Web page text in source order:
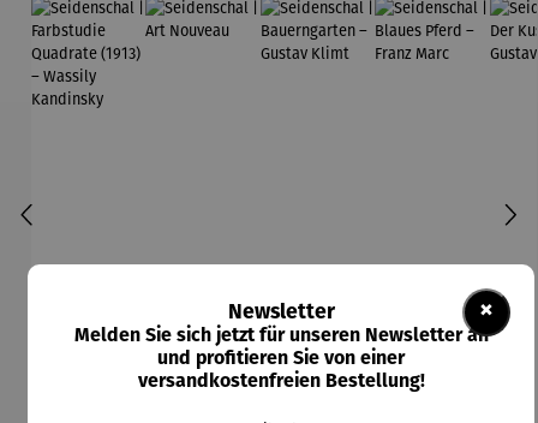
×
Newsletter
Melden Sie sich jetzt für unseren Newsletter an
und profitieren Sie von einer
versandkostenfreien Bestellung!